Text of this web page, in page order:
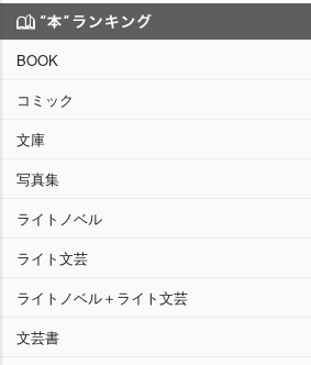
BOOK
コミック
文庫
写真集
ライトノベル
ライト文芸
ライトノベル＋ライト文芸
文芸書